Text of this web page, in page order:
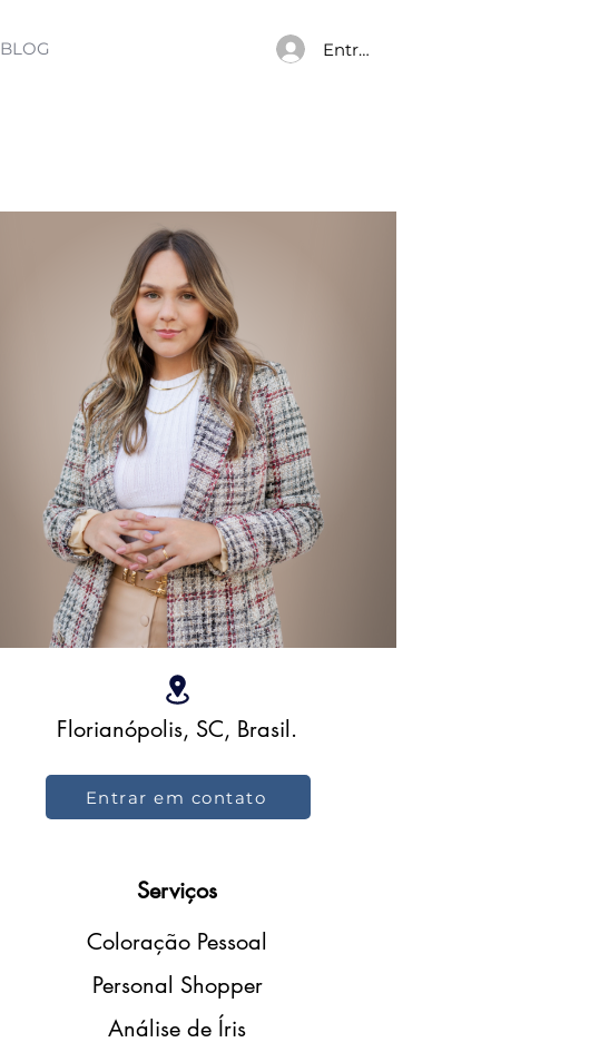
BLOG Entrar
Florianópolis, SC, Brasil.
Entrar em contato
Serviços
Coloração Pessoal
Personal Shopper
Análise de Íris